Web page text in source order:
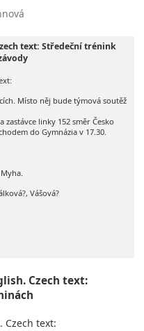
text: Středeční trénink
Místo něj bude týmová soutěž
zastávce linky 152 směr Česko
do Gymnázia v 17.30.
Vášová?
Czech text:
text: